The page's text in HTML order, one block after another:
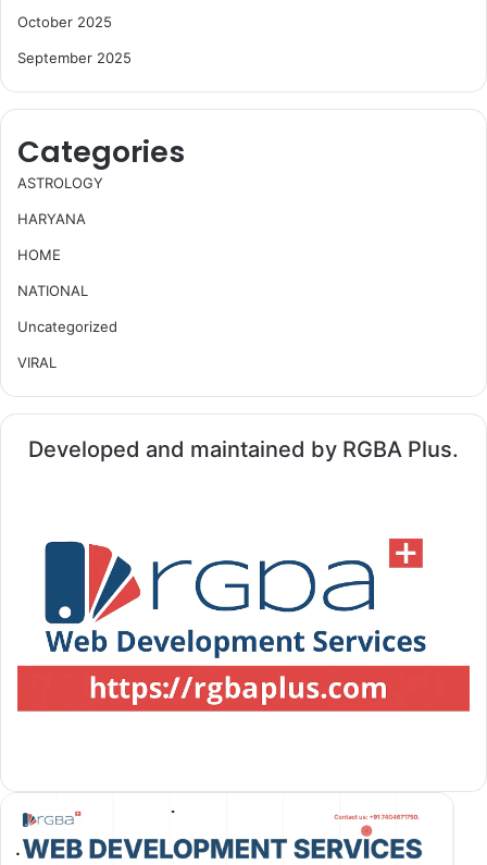
October 2025
September 2025
Categories
ASTROLOGY
HARYANA
HOME
NATIONAL
Uncategorized
VIRAL
Developed and maintained by RGBA Plus.